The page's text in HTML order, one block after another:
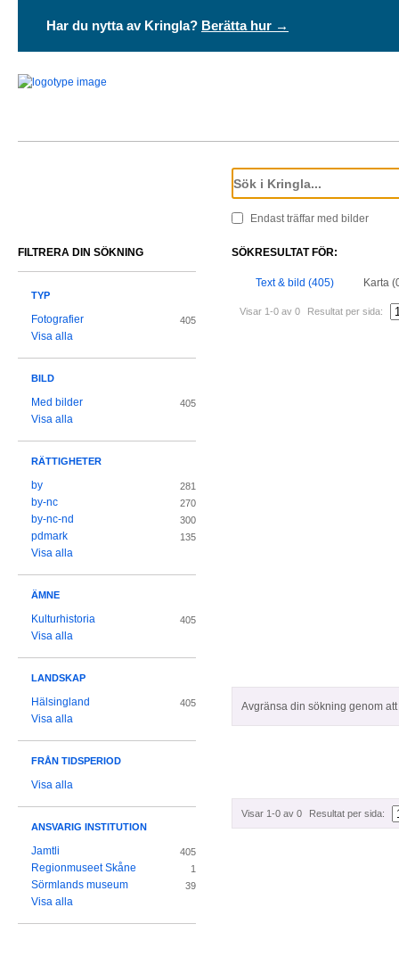
Har du nytta av Kringla? Berätta hur →
Endast träffar med bilder
SÖKRESULTAT FÖR:
Text & bild (405) Karta
Visar 1-0 av 0 Resultat per sida:
Avgränsa din sökning genom
Visar 1-0 av 0 Resultat per sida:
FILTRERA DIN SÖKNING
TYP
Fotografier 405
Visa alla
BILD
Med bilder 405
Visa alla
RÄTTIGHETER
by 281
by-nc 270
by-nc-nd 300
pdmark 135
Visa alla
ÄMNE
Kulturhistoria 405
Visa alla
LANDSKAP
Hälsingland 405
Visa alla
FRÅN TIDSPERIOD
Visa alla
ANSVARIG INSTITUTION
Jamtli 405
Regionmuseet Skåne 1
Sörmlands museum 39
Visa alla